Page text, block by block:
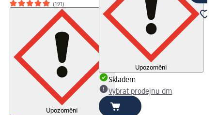
(191)
Upozornění
Upozornění
Skladem
Vybrat prodejnu dm